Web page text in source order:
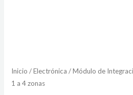
Inicio /Electrónica / Módulo de
1 a 4 zonas